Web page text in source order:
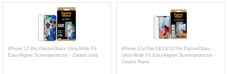
iPhone 17 Pro PanzerGlass Ultra-Wide Fit
EasyAligner Screenprotector - Zwarte rand
iPhone 17e/16e/14/13/13 Pro PanzerGlass
Ultra-Wide Fit EasyAligner Screenprotector -
Zwarte Rand